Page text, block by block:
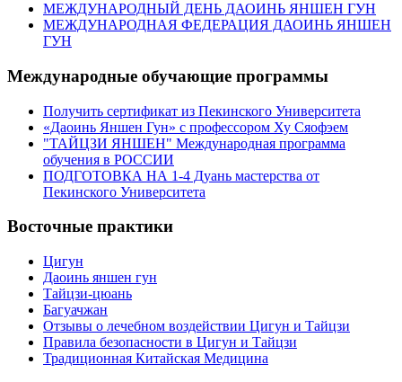
МЕЖДУНАРОДНЫЙ ДЕНЬ ДАОИНЬ ЯНШЕН ГУН
МЕЖДУНАРОДНАЯ ФЕДЕРАЦИЯ ДАОИНЬ ЯНШЕН
ГУН
Международные обучающие программы
Получить сертификат из Пекинского Университета
«Даоинь Яншен Гун» с профессором Ху Сяофэем
"ТАЙЦЗИ ЯНШЕН" Международная программа
обучения в РОССИИ
ПОДГОТОВКА НА 1-4 Дуань мастерства от
Пекинского Университета
Восточные практики
Цигун
Даоинь яншен гун
Тайцзи-цюань
Багуачжан
Отзывы о лечебном воздействии Цигун и Тайцзи
Правила безопасности в Цигун и Тайцзи
Традиционная Китайская Медицина